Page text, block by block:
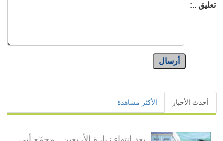
تعليق ..:
أرسال
أحدث الأخبار الأكثر مشاهدة
بعد انتهاء زيارة الأربعين.. مجمّع أبي